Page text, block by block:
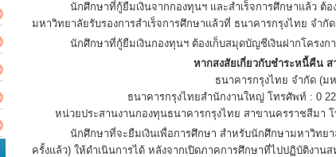
นักศึกษาที่กู้ยืมเงินจากกองทุนฯ และสำเร็จการศึกษาแล้ว ต้อง
มหาวิทยาลัยรับรองการสำเร็จการศึกษาแล้วที่ ธนาคารกรุงไทย จำ
นักศึกษาที่กู้ยืมเงินกองทุนฯ ต้องเก็บสมุดบัญชีเงินฝากโครงการ
หากสงสัยเกี่ยวกับชำระหนี้คืน
ธนาคารกรุงไทย จำกัด (ม
ธนาคารกรุงไทยสำนักงานใหญ่ โทรศัพท์ : 0
หน่วยประสานงานกองทุนธนาคารกรุงไทย สาขานครราชสีมา
นักศึกษาที่จะยืมเงินเพื่อการศึกษา สำหรับนักศึกษามหาวิทยาลั
ครั้งแล้ว) ให้ดำเนินการได้ หลังจากเปิดภาคการศึกษาที่ไปปฏิบัติงา